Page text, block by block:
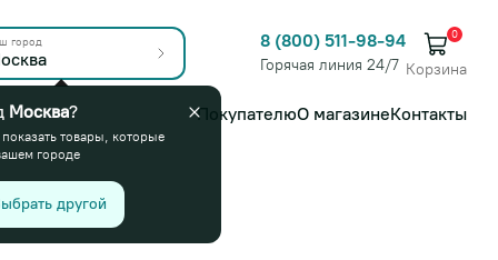
город 8 (800) 511-98-94
Горячая линия 24/7 Корзина
0
ПокупателюО магазинеКонтакты
Москва?
товары, которые
городе
другой